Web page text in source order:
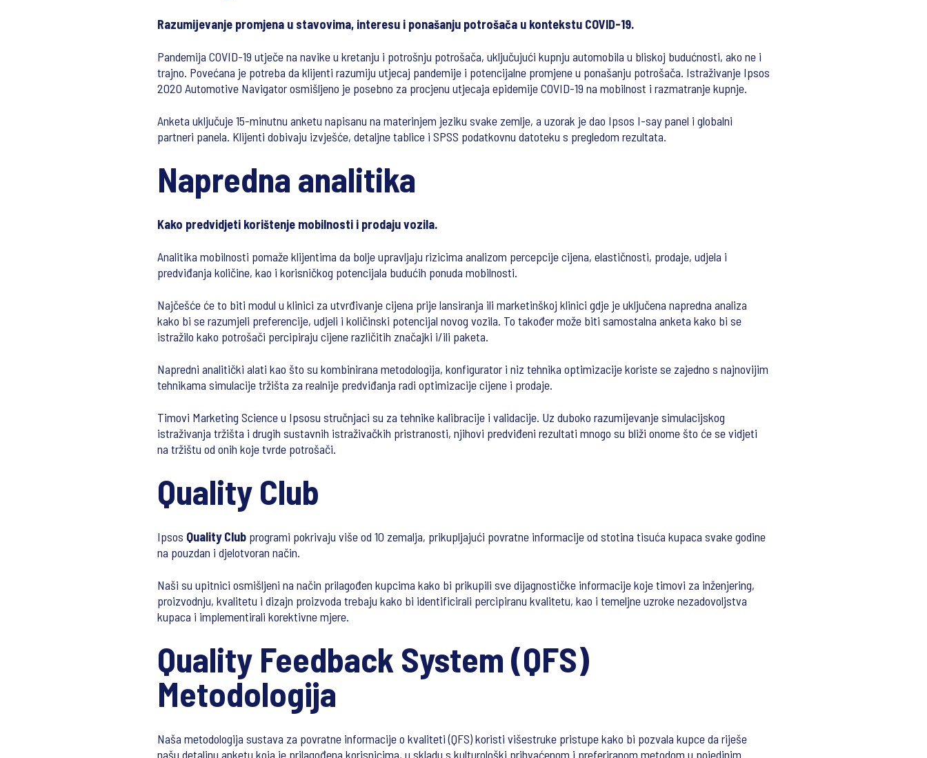
Razumijevanje promjena u stavovima, interesu i ponašanju potrošača u kontekstu COVID-19.
Pandemija COVID-19 utječe na navike u kretanju i potrošnju potrošača, uključujući kupnju automobila u bliskoj budućnosti, ako ne i
trajno. Povećana je potreba da klijenti razumiju utjecaj pandemije i potencijalne promjene u ponašanju potrošača. Istraživanje Ipsos
2020 Automotive Navigator osmišljeno je posebno za procjenu utjecaja epidemije COVID-19 na mobilnost i razmatranje kupnje.
Anketa uključuje 15-minutnu anketu napisanu na materinjem jeziku svake zemlje, a uzorak je dao Ipsos I-say panel i globalni
partneri panela. Klijenti dobivaju izvješće, detaljne tablice i SPSS podatkovnu datoteku s pregledom rezultata.
Napredna analitika
Kako predvidjeti korištenje mobilnosti i prodaju vozila.
Analitika mobilnosti pomaže klijentima da bolje upravljaju rizicima analizom percepcije cijena, elastičnosti, prodaje, udjela i
predviđanja količine, kao i korisničkog potencijala budućih ponuda mobilnosti.
Najčešće će to biti modul u klinici za utvrđivanje cijena prije lansiranja ili marketinškoj klinici gdje je uključena napredna analiza
kako bi se razumjeli preferencije, udjeli i količinski potencijal novog vozila. To također može biti samostalna anketa kako bi se
istražilo kako potrošači percipiraju cijene različitih značajki i/ili paketa.
Napredni analitički alati kao što su kombinirana metodologija, konfigurator i niz tehnika optimizacije koriste se zajedno s najnovijim
tehnikama simulacije tržišta za realnije predviđanja radi optimizacije cijene i prodaje.
Timovi Marketing Science u Ipsosu stručnjaci su za tehnike kalibracije i validacije. Uz duboko razumijevanje simulacijskog
istraživanja tržišta i drugih sustavnih istraživačkih pristranosti, njihovi predviđeni rezultati mnogo su bliži onome što će se vidjeti
na tržištu od onih koje tvrde potrošači.
Quality Club
Ipsos Quality Club programi pokrivaju više od 10 zemalja, prikupljajući povratne informacije od stotina tisuća kupaca svake godine
na pouzdan i djelotvoran način.
Naši su upitnici osmišljeni na način prilagođen kupcima kako bi prikupili sve dijagnostičke informacije koje timovi za inženjering,
proizvodnju, kvalitetu i dizajn proizvoda trebaju kako bi identificirali percipiranu kvalitetu, kao i temeljne uzroke nezadovoljstva
kupaca i implementirali korektivne mjere.
Quality Feedback System (QFS)
Metodologija
Naša metodologija sustava za povratne informacije o kvaliteti (QFS) koristi višestruke pristupe kako bi pozvala kupce da riješe
našu detaljnu anketu koja je prilagođena korisnicima, u skladu s kulturološki prihvaćenom i preferiranom metodom u pojedinim